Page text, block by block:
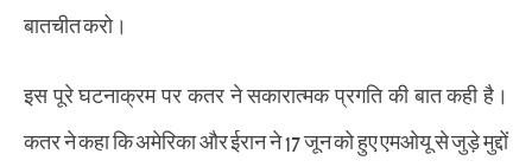
बातचीत करो।
इस पूरे घटनाक्रम पर कतर ने सकारात्मक प्रगति की बात कही है।
कतर ने कहा कि अमेरिका और ईरान ने 17 जून को हुए एमओयू से जुड़े मुद्दों